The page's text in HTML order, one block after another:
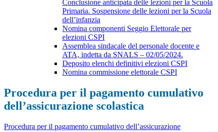
Conclusione anticipata delle lezioni per la Scuola
Primaria. Sospensione delle lezioni per la Scuola
dell’infanzia
Nomina componenti Seggio Elettorale per
elezioni CSPI
Assemblea sindacale del personale docente e
ATA, indetta da SNALS – 02/05/2024.
Deposito elenchi definitivi elezioni CSPI
Nomina commissione elettorale CSPI
Procedura per il pagamento cumulativo
dell’assicurazione scolastica
Procedura per il pagamento cumulativo dell’assicurazione